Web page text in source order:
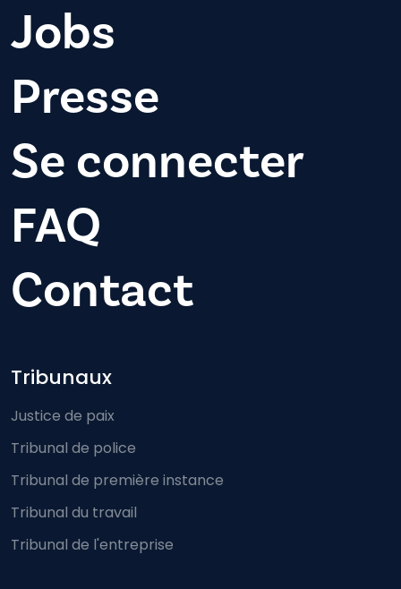
Jobs
Presse
Se connecter
FAQ
Contact
Footer-menu
Tribunaux
Justice de paix
Tribunal de police
Tribunal de première instance
Tribunal du travail
Tribunal de l'entreprise